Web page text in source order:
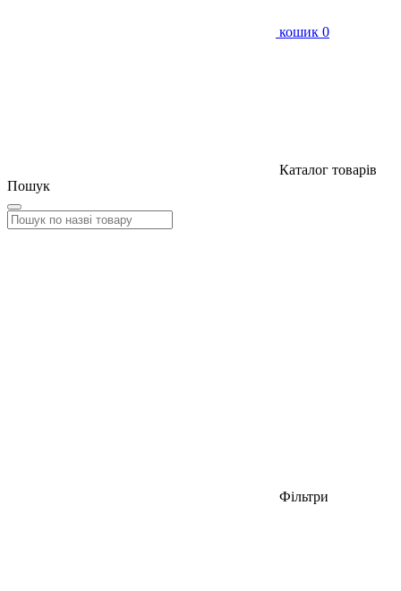
кошик 0
Каталог товарів
Пошук
Фільтри